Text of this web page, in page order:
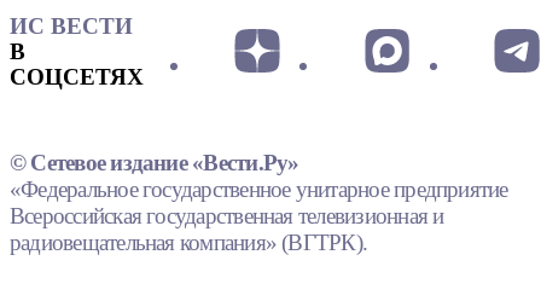
ИС ВЕСТИ
В
СОЦСЕТЯХ
© Сетевое издание «Вести.Ру»
«Федеральное государственное унитарное предприятие
Всероссийская государственная телевизионная и
радиовещательная компания» (ВГТРК).